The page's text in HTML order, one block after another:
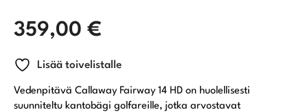
359,00 €
Lisää toivelistalle
Vedenpitävä Callaway Fairway 14 HD on huolellisesti
suunniteltu kantobägi golfareille, jotka arvostavat